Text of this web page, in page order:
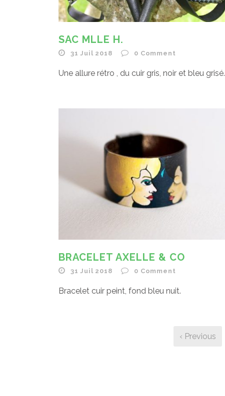
SAC MLLE H.
31 Juil 2018 0 Comment
Une allure rétro , du cuir gris, noir et bleu grisé.
BRACELET AXELLE & CO
31 Juil 2018 0 Comment
Bracelet cuir peint, fond bleu nuit.
‹ Previous